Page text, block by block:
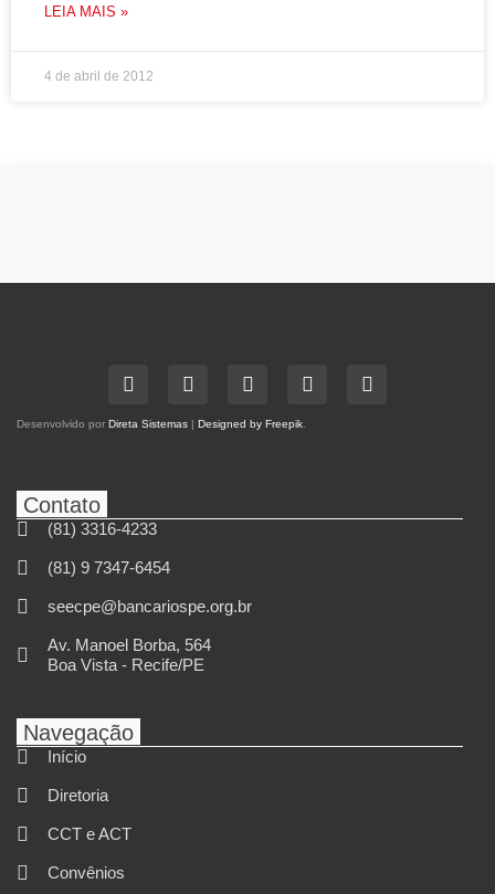
LEIA MAIS »
4 de abril de 2012
Desenvolvido por Direta Sistemas | Designed by Freepik
Contato
(81) 3316-4233
(81) 9 7347-6454
seecpe@bancariospe.org.br
Av. Manoel Borba, 564
Boa Vista - Recife/PE
Navegação
Início
Diretoria
CCT e ACT
Convênios